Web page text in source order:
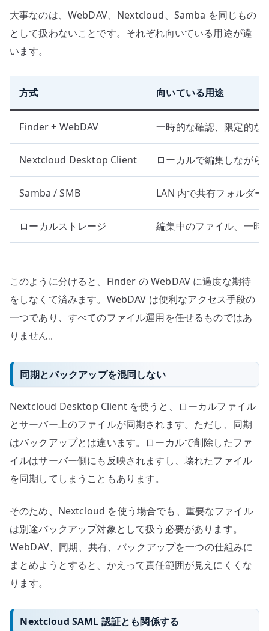
大事なのは、WebDAV、Nextcloud、Samba を同じもの
として扱わないことです。それぞれ向いている用途が違
います。
方式 向いている用途
Finder + WebDAV 一時的な確認、限定的な
Nextcloud Desktop Client ローカルで編集しながら
Samba / SMB LAN 内で共有フォルダ
ローカルストレージ 編集中のファイル、一時
このように分けると、Finder の WebDAV に過度な期待
をしなくて済みます。WebDAV は便利なアクセス手段の
一つであり、すべてのファイル運用を任せるものではあ
りません。
同期とバックアップを混同しない
Nextcloud Desktop Client を使うと、ローカルファイル
とサーバー上のファイルが同期されます。ただし、同期
はバックアップとは違います。ローカルで削除したファ
イルはサーバー側にも反映されますし、壊れたファイル
を同期してしまうこともあります。
そのため、Nextcloud を使う場合でも、重要なファイル
は別途バックアップ対象として扱う必要があります。
WebDAV、同期、共有、バックアップを一つの仕組みに
まとめようとすると、かえって責任範囲が見えにくくな
ります。
Nextcloud SAML 認証とも関係する